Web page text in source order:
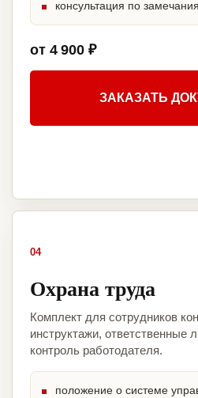
консультация по
от 4 900 ₽
ЗАКАЗАТЬ
04
Охрана труда
Комплект для сотрудников
инструктажи, ответственные
контроль работодателя.
положение о системе